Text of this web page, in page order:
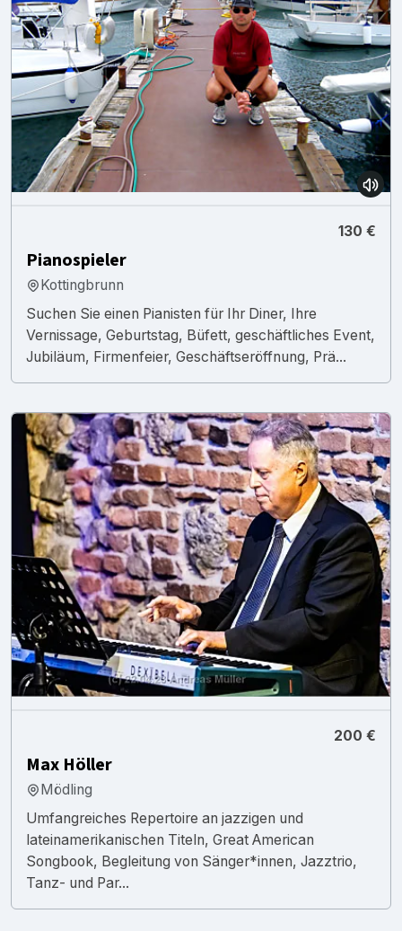
130 €
Pianospieler
Kottingbrunn
Suchen Sie einen Pianisten für Ihr Diner, Ihre
Vernissage, Geburtstag, Büfett, geschäftliches Event,
Jubiläum, Firmenfeier, Geschäftseröffnung, Prä...
200 €
Max Höller
Mödling
Umfangreiches Repertoire an jazzigen und
lateinamerikanischen Titeln, Great American
Songbook, Begleitung von Sänger*innen, Jazztrio,
Tanz- und Par...